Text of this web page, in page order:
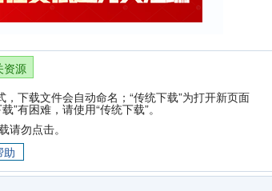
资源
下载文件会自动命名；“传统下载”为打开新页面
有困难，请使用“传统下载”。
请勿点击。
助